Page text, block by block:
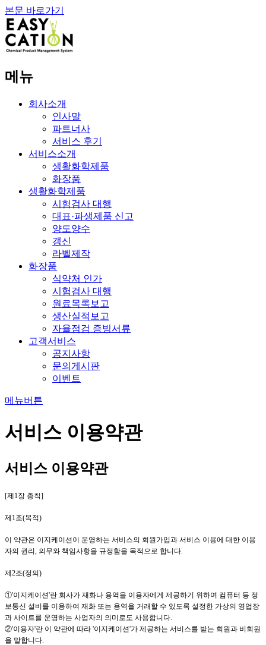
본문 바로가기
메뉴
회사소개
인사말
파트너사
서비스 후기
서비스소개
생활화학제품
화장품
생활화학제품
시험검사 대행
대표·파생제품 신고
양도양수
갱신
라벨제작
화장품
식약처 인가
시험검사 대행
원료목록보고
생산실적보고
자율점검 증빙서류
고객서비스
공지사항
문의게시판
이벤트
메뉴버튼
서비스 이용약관
서비스 이용약관
[제1 장 총칙]
제1 조(목적)
이 약관은 이지케이션이 운영하는 서비스의 회원가입과 서비스 이용에 대한 이용
자의 권리 의무와 책임사항을 규정함을 목적으로 합니다
제2조(정의)
①'이지케이션'란 회사가 재화나 용역을 이용자에게 제공하기 위하여 컴퓨터 등 정
보통신 설비를 이용하여 재화 또는 용역을 거래할 수 있도록 설정한 가상의 영업장
과 사이트를 운영하는 사업자의 의미로도 사용합니다
②'이용자'란 이 약관에 따라 '이지케이션'가 제공하는 서비스를 받는 회원과 비회원
을 말합니다